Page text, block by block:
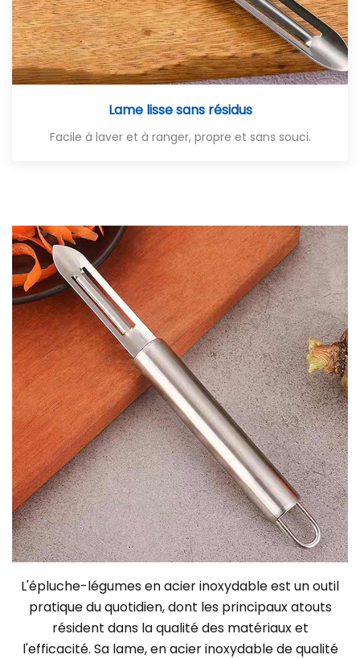
Lame lisse sans résidus
Facile à laver et à ranger, propre et sans souci.
L'épluche-légumes en acier inoxydable est un outil
pratique du quotidien, dont les principaux atouts
résident dans la qualité des matériaux et
l'efficacité. Sa lame, en acier inoxydable de qualité